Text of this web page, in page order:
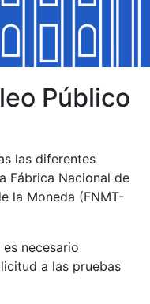
Público
las diferentes
Fábrica Nacional de
la Moneda (FNMT-
necesario
a las pruebas